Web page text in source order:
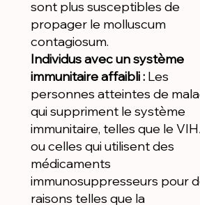
sont plus susceptibles de
propager le molluscum
contagiosum.
Individus avec un système
immunitaire affaibli : Les
personnes atteintes de
qui suppriment le système
immunitaire, telles que le
ou celles qui utilisent des
médicaments
immunosuppresseurs pour
raisons telles que la